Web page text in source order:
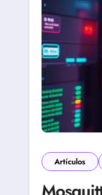
Artículos